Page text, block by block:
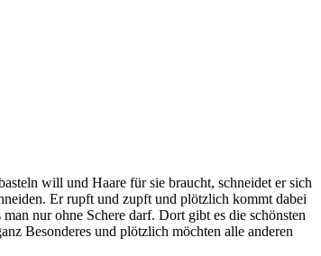
will und Haare für sie braucht, schneidet er sich
Er rupft und zupft und plötzlich kommt dabei
nur ohne Schere darf. Dort gibt es die schönsten
Besonderes und plötzlich möchten alle anderen